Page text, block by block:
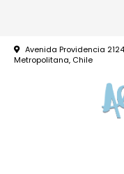
Avenida Providencia
Metropolitana, Chile